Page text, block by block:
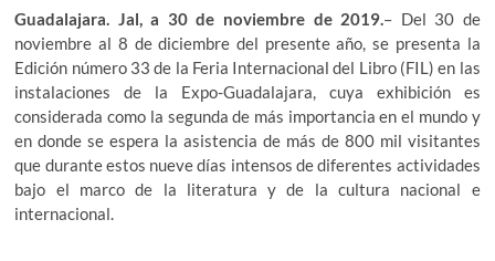
Guadalajara. Jal, a 30 de noviembre de 2019.– Del 30 de
noviembre al 8 de diciembre del presente año, se presenta la
Edición número 33 de la Feria Internacional del Libro (FIL) en las
instalaciones de la Expo-Guadalajara, cuya exhibición es
considerada como la segunda de más importancia en el mundo y
en donde se espera la asistencia de más de 800 mil visitantes
que durante estos nueve días intensos de diferentes actividades
bajo el marco de la literatura y de la cultura nacional e
internacional.